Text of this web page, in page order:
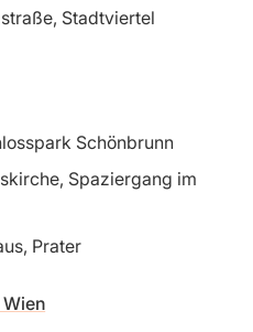
Stadtviertel
Schönbrunn
Spaziergang im
Prater